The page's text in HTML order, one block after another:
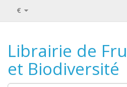
€
Librairie de
et Biodiversité